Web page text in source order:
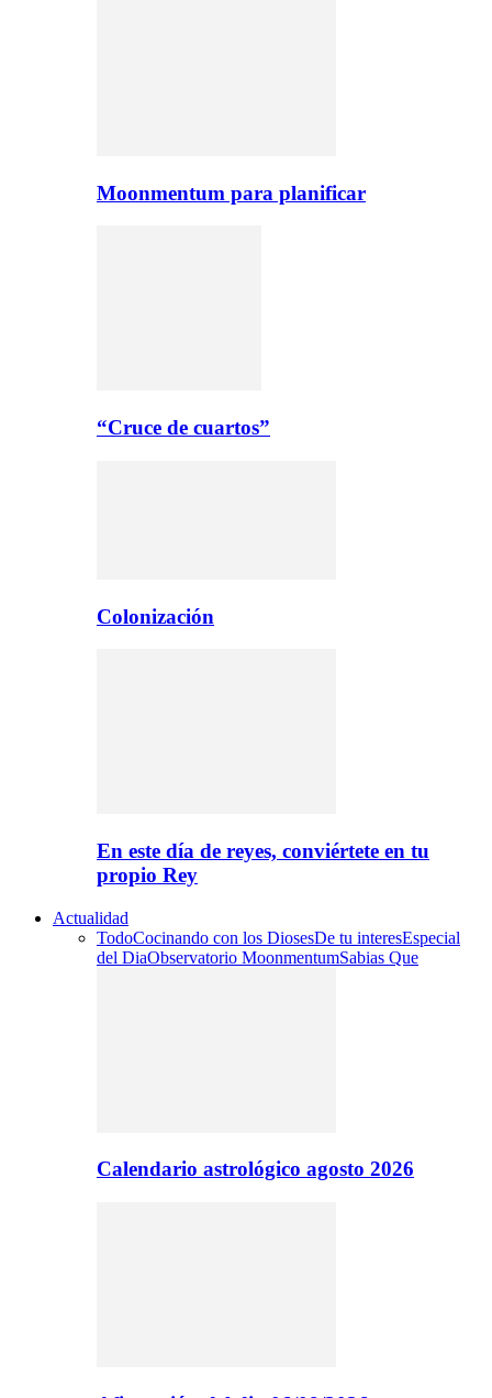
Moonmentum para planificar
“Cruce de cuartos”
Colonización
En este día de reyes, conviértete en tu
propio Rey
Actualidad
TodoCocinando con los DiosesDe tu interesEspecial
del DiaObservatorio MoonmentumSabias Que
Calendario astrológico agosto 2026